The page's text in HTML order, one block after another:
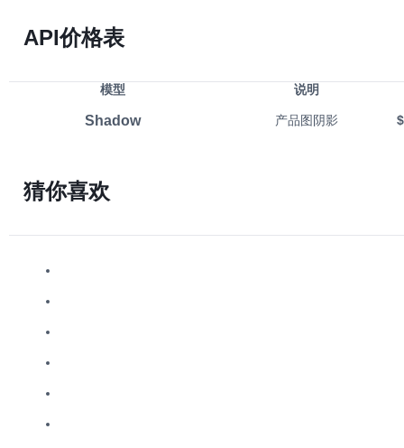
API价格表
模型 说明
Shadow 产品图阴影
猜你喜欢